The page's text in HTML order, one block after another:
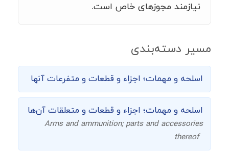
نیازمند مجوزهای خاص است.
مسیر دسته‌بندی
اسلحه و مهمات؛ اجزاء و قطعات و متفرعات آنها
اسلحه و مهمات؛ اجزاء و قطعات و متعلقات آن‌ها
Arms and ammunition; parts and accessories
thereof